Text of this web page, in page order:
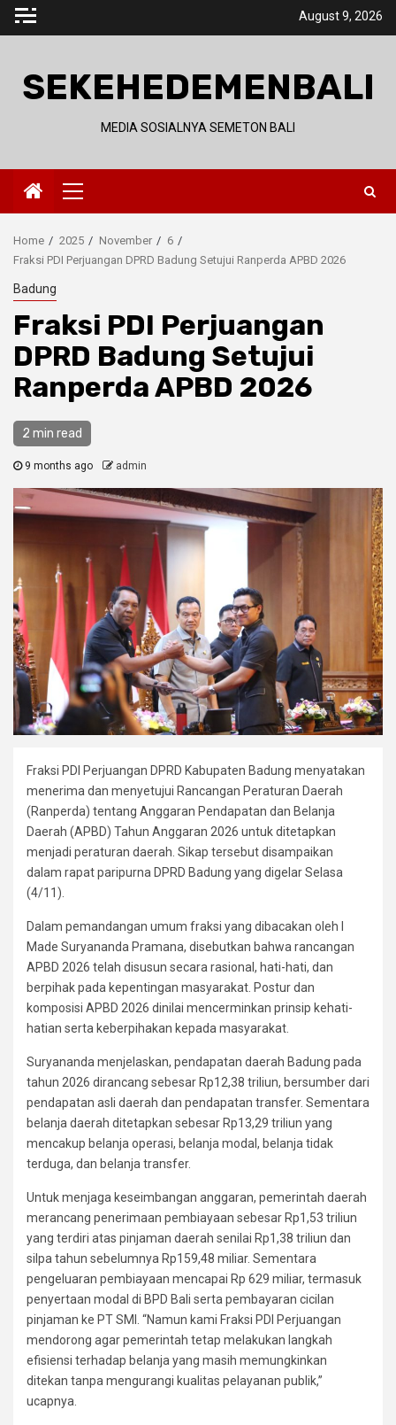
Skip
August 9, 2026
SEKEHEDEMENBALI
MEDIA SOSIALNYA SEMETON BALI
Primary
Menu
Home 2025 November
6
Fraksi PDI Perjuangan DPRD Badung Setujui Ranperda APBD 2026
Badung
Fraksi PDI Perjuangan
DPRD Badung Setujui
Ranperda APBD 2026
2 min read
9 months ago admin
Fraksi PDI Perjuangan DPRD Kabupaten Badung menyatakan
menerima dan menyetujui Rancangan Peraturan Daerah
(Ranperda) tentang Anggaran Pendapatan dan Belanja
Daerah (APBD) Tahun Anggaran 2026 untuk ditetapkan
menjadi peraturan daerah. Sikap tersebut disampaikan
dalam rapat paripurna DPRD Badung yang digelar Selasa
(4/11).
Dalam pemandangan umum fraksi yang dibacakan oleh I
Made Suryananda Pramana, disebutkan bahwa rancangan
APBD 2026 telah disusun secara rasional, hati-hati, dan
berpihak pada kepentingan masyarakat. Postur dan
komposisi APBD 2026 dinilai mencerminkan prinsip kehati-
hatian serta keberpihakan kepada masyarakat.
Suryananda menjelaskan, pendapatan daerah Badung pada
tahun 2026 dirancang sebesar Rp12,38 triliun, bersumber dari
pendapatan asli daerah dan pendapatan transfer. Sementara
belanja daerah ditetapkan sebesar Rp13,29 triliun yang
mencakup belanja operasi, belanja modal, belanja tidak
terduga, dan belanja transfer.
Untuk menjaga keseimbangan anggaran, pemerintah daerah
merancang penerimaan pembiayaan sebesar Rp1,53 triliun
yang terdiri atas pinjaman daerah senilai Rp1,38 triliun dan
silpa tahun sebelumnya Rp159,48 miliar. Sementara
pengeluaran pembiayaan mencapai Rp 629 miliar, termasuk
penyertaan modal di BPD Bali serta pembayaran cicilan
pinjaman ke PT SMI. “Namun kami Fraksi PDI Perjuangan
mendorong agar pemerintah tetap melakukan langkah
efisiensi terhadap belanja yang masih memungkinkan
ditekan tanpa mengurangi kualitas pelayanan publik,”
ucapnya.